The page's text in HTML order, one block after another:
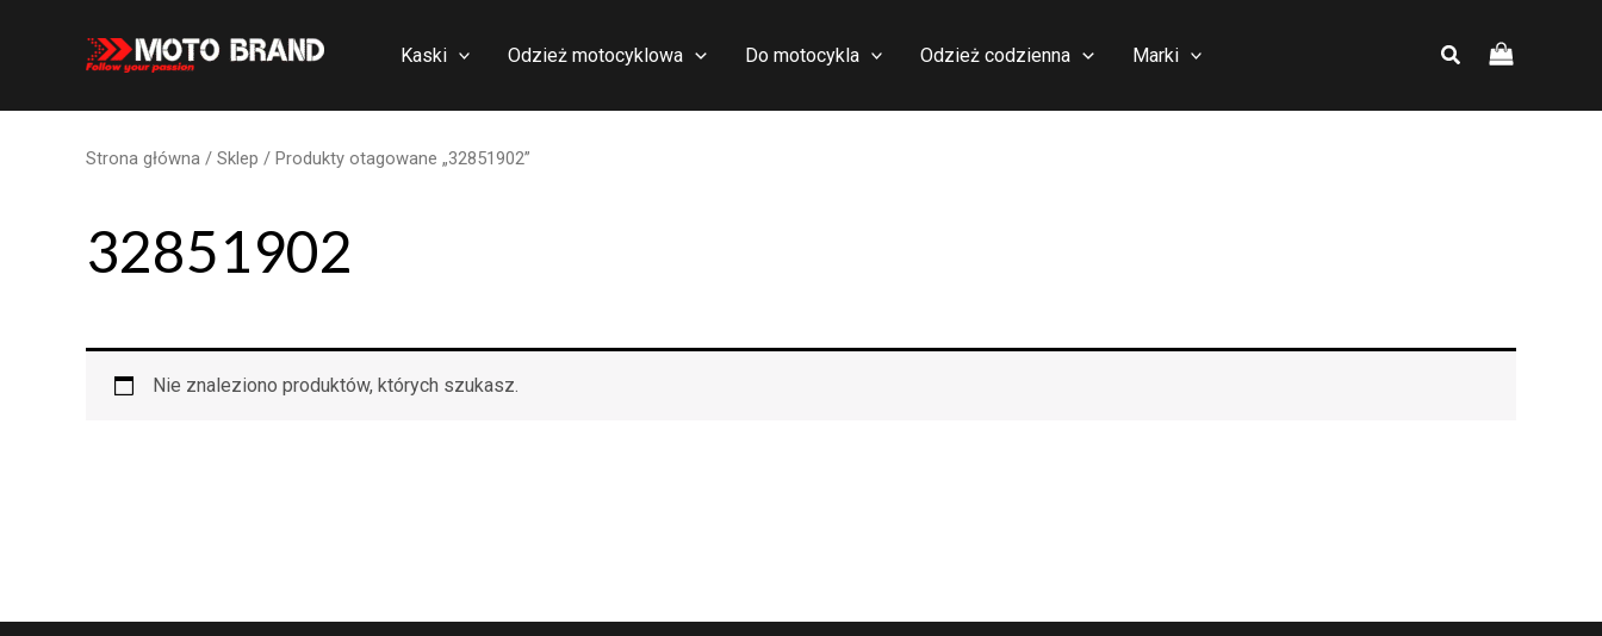
Kaski Odzież motocyklowa Do motocykla Odzież codzienna Marki
Strona główna / Sklep / Produkty otagowane „32851902”
32851902
Nie znaleziono produktów, których szukasz.